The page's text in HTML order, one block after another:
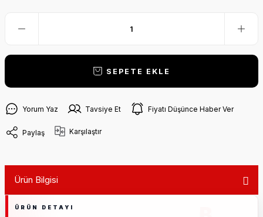
SEPETE EKLE
Yorum Yaz Tavsiye Et Fiyatı Düşünce Haber Ver
Paylaş Karşılaştır
Ürün Bilgisi